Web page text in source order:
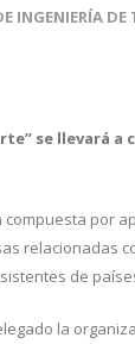
INGENIERÍA DE
se llevará a
por
relacionadas
de
la